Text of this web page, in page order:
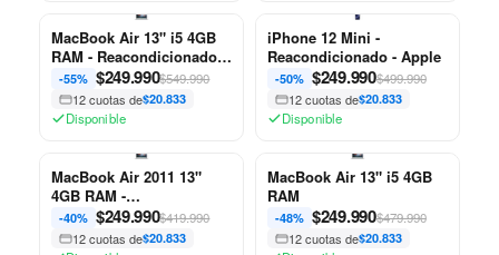
MacBook Air 13" i5 4GB
RAM - Reacondicionado -
Apple
-55% $249.990$549.990
12 cuotas de$20.833
Disponible
iPhone 12 Mini -
Reacondicionado - Apple
-50% $249.990$499.990
12 cuotas de$20.833
Disponible
MacBook Air 2011 13"
4GB RAM -
Reacondicionado - Apple
-40% $249.990$419.990
12 cuotas de$20.833
MacBook Air 13" i5 4GB
RAM
-48% $249.990$479.990
12 cuotas de$20.833